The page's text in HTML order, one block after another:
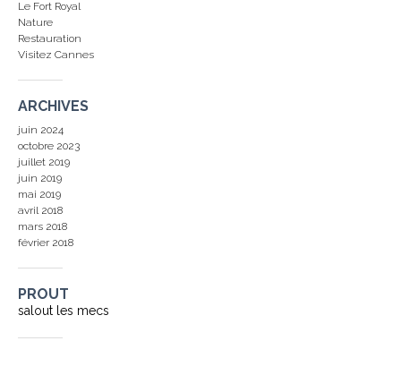
Le Fort Royal
Nature
Restauration
Visitez Cannes
ARCHIVES
juin 2024
octobre 2023
juillet 2019
juin 2019
mai 2019
avril 2018
mars 2018
février 2018
PROUT
salout les mecs